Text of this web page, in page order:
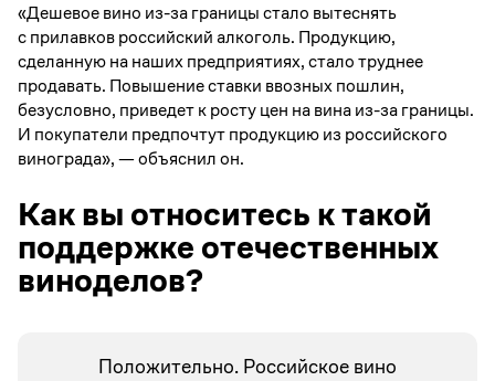
«Дешевое вино из-за границы стало вытеснять
с прилавков российский алкоголь. Продукцию,
сделанную на наших предприятиях, стало труднее
продавать. Повышение ставки ввозных пошлин,
безусловно, приведет к росту цен на вина из-за границы.
И покупатели предпочтут продукцию из российского
винограда», — объяснил он.
Как вы относитесь к такой
поддержке отечественных
виноделов?
Положительно. Российское вино